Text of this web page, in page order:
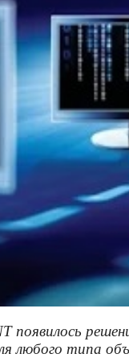
любого типа